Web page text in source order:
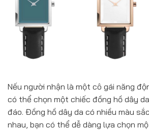
Nếu người nhận là một cô gái năng
có thể chọn một chiếc đồng hồ dây
đáo. Đồng hồ dây da có nhiều màu
nhau, bạn có thể dễ dàng lựa chọn